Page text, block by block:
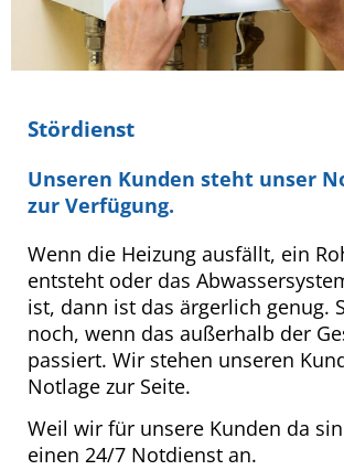
Stördienst
Unseren Kunden steht unser
zur Verfügung.
Wenn die Heizung ausfällt, ein
entsteht oder das
ist, dann ist das ärgerlich genug.
noch, wenn das außerhalb der
passiert. Wir stehen unseren
Notlage zur Seite.
Weil wir für unsere Kunden da
einen 24/7 Notdienst an.